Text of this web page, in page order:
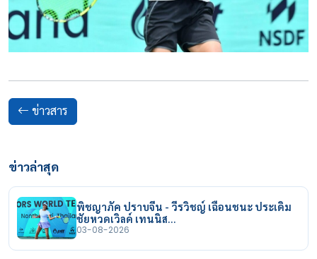
ข่าวสาร
ข่าวล่าสุด
พิชญาภัค ปราบจีน - วีรวิชญ์ เฉือนชนะ ประเดิม
ชัยหวดเวิลด์ เทนนิส…
03-08-2026